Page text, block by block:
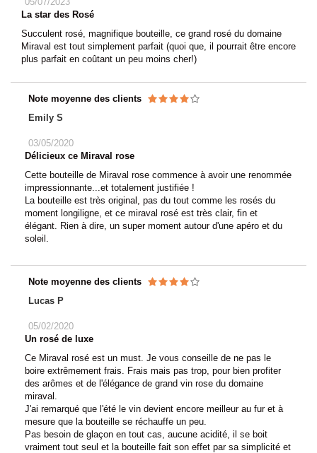
La star des Rosé
Succulent rosé, magnifique bouteille, ce grand rosé du domaine
Miraval est tout simplement parfait (quoi que, il pourrait être encore
plus parfait en coûtant un peu moins cher!)
Note moyenne des clients
Emily S
03/05/2020
Délicieux ce Miraval rose
Cette bouteille de Miraval rose commence à avoir une renommée
impressionnante...et totalement justifiée !
La bouteille est très original, pas du tout comme les rosés du
moment longiligne, et ce miraval rosé est très clair, fin et
élégant. Rien à dire, un super moment autour d'une apéro et du
soleil.
Note moyenne des clients
Lucas P
05/02/2020
Un rosé de luxe
Ce Miraval rosé est un must. Je vous conseille de ne pas le
boire extrêmement frais. Frais mais pas trop, pour bien profiter
des arômes et de l'élégance de grand vin rose du domaine
miraval.
J'ai remarqué que l'été le vin devient encore meilleur au fur et à
mesure que la bouteille se réchauffe un peu.
Pas besoin de glaçon en tout cas, aucune acidité, il se boit
vraiment tout seul et la bouteille fait son effet par sa simplicité et